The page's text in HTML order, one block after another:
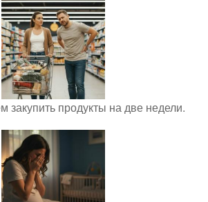
закупить продукты на две недели.